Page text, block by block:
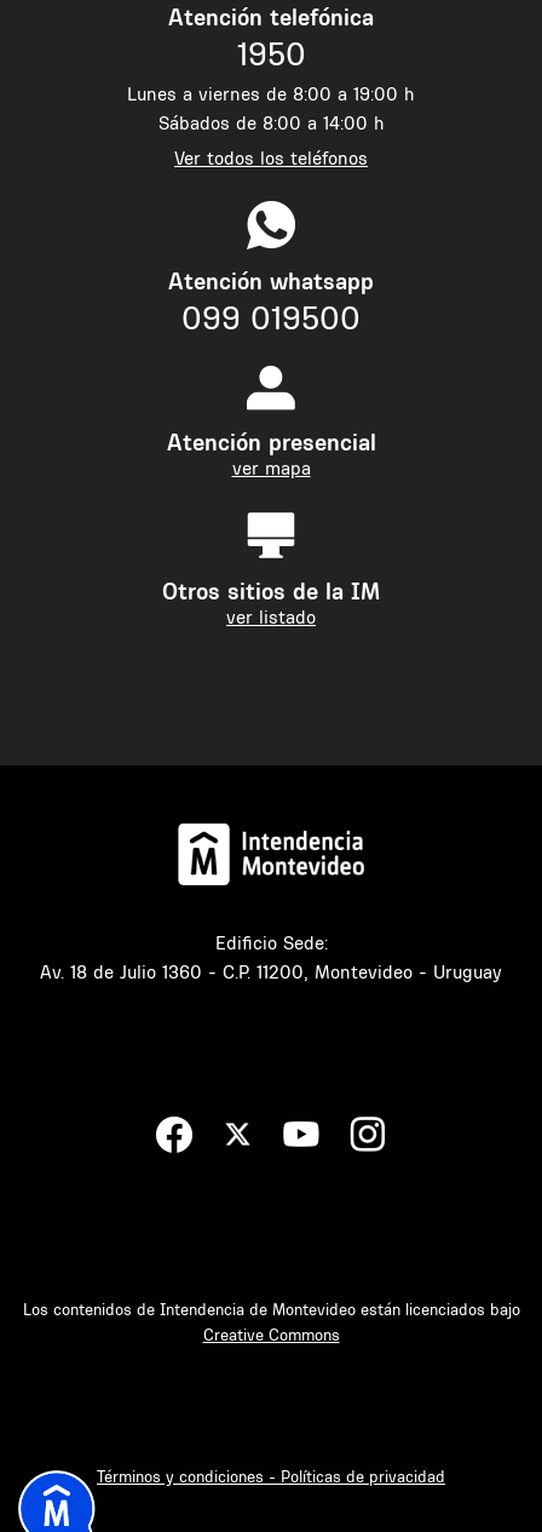
Atención telefónica
1950
Lunes a viernes de 8:00 a 19:00 h
Sábados de 8:00 a 14:00 h
Ver todos los teléfonos
Atención whatsapp
099 019500
Atención presencial
ver mapa
Otros sitios de la IM
ver listado
Edificio Sede:
Av. 18 de Julio 1360 - C.P. 11200, Montevideo - Uruguay
Los contenidos de Intendencia de Montevideo están licenciados bajo
Creative Commons
Términos y condiciones - Políticas de privacidad